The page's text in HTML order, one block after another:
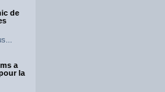
de
a
la